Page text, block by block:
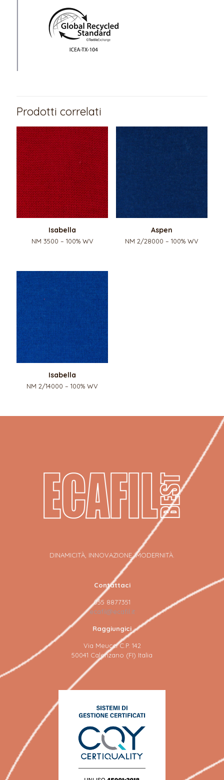
Prodotti correlati
Isabella
NM 3500 – 100% WV
Aspen
NM 2/28000 – 100% WV
Isabella
NM 2/14000 – 100% WV
DINAMICITÀ, INNOVAZIONE, MODERNITÀ.
Contattaci
055 8877351
ecafil@ecafil.it
Raggiungici
Via Meucci C.P. 142
50041 Calenzano (FI) Italia